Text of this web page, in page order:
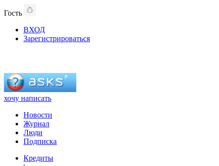
Гость
ВХОД
Зарегистрироваться
хочу написать
Новости
Журнал
Люди
Подписка
Кредиты